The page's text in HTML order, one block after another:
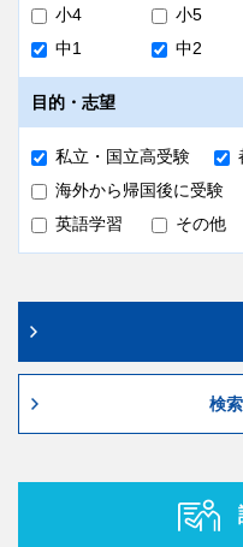
受験後、
早稲田アカデミ
だきます。
答案提出期限
上記に間に合わない場合は
案を返送いただけます。後
送付致します（成績帳票は
解答解説
早稲田アカデミーOnline
費用
筆記用具（問題等一式は
受験票、筆記用具、二次
成績帳票
事前受験：7/10（金）
早稲田アカデミーOnline
事後受験：校舎で手採点
す。
備考
のお申し込みは不
は必要です）。詳
通信機能のある電子
急でお子様へのご
ご連絡ください。
小4 小5
中1
中2
目的・志望
私立・国立高受験
海外から帰国後に受験
英語学習
その他
検